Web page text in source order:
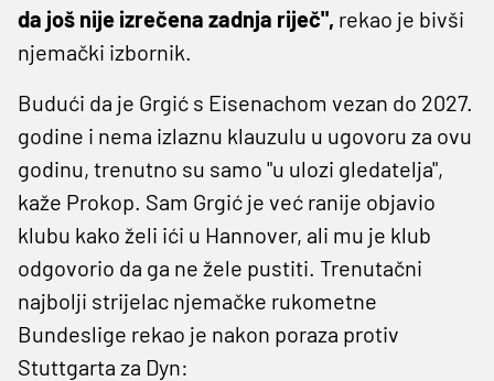
da još nije izrečena zadnja riječ", rekao je bivši
njemački izbornik.
Budući da je Grgić s Eisenachom vezan do 2027.
godine i nema izlaznu klauzulu u ugovoru za ovu
godinu, trenutno su samo "u ulozi gledatelja",
kaže Prokop. Sam Grgić je već ranije objavio
klubu kako želi ići u Hannover, ali mu je klub
odgovorio da ga ne žele pustiti. Trenutačni
najbolji strijelac njemačke rukometne
Bundeslige rekao je nakon poraza protiv
Stuttgarta za Dyn: